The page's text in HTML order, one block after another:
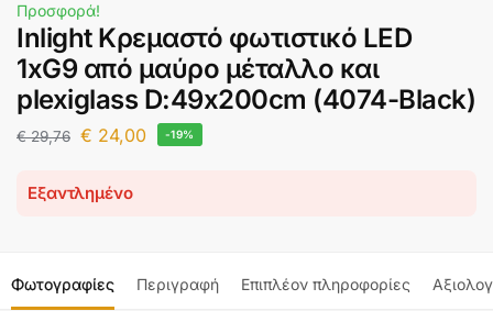
Προσφορά!
Inlight Κρεμαστό φωτιστικό LED
1xG9 από μαύρο μέταλλο και
plexiglass D:49x200cm (4074-Black)
€29,76 € 24,00 -19%
Εξαντλημένο
Φωτογραφίες Περιγραφή Επιπλέον πληροφορίες